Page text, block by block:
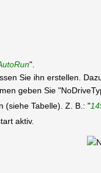
".
Sie ihn erstellen.
geben Sie
(siehe Tabelle). Z. B.: "
aktiv.